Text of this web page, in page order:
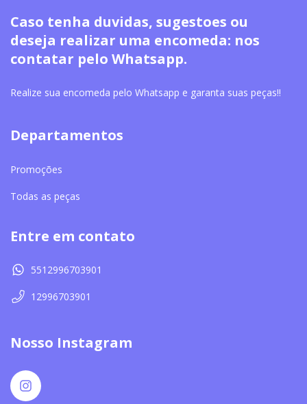
Caso tenha duvidas, sugestoes ou
deseja realizar uma encomeda: nos
contatar pelo Whatsapp.
Realize sua encomeda pelo Whatsapp e garanta suas peças!!
Departamentos
Promoções
Todas as peças
Entre em contato
5512996703901
12996703901
Nosso Instagram